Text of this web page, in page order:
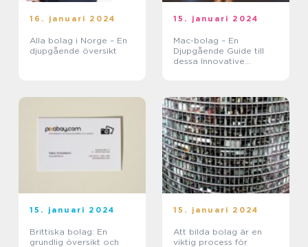
16. januari 2024
Alla bolag i Norge – En
djupgående översikt
15. januari 2024
Mac-bolag – En
Djupgående Guide till
dessa Innovative
15. januari 2024
Brittiska bolag: En
grundlig översikt och
15. januari 2024
Att bilda bolag är en
viktig process för